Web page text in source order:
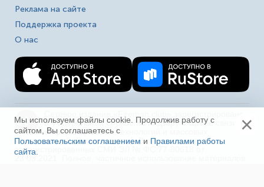
Реклама на сайте
Поддержка проекта
О нас
16+
в Федеральной службе по надзору в сфере связи,
информационных технологий и массовых
коммуникаций (Роскомнадзор). Выписка из реестра
зарегистрированных СМИ ЭЛ № ФС 77-80618 от
Мы используем файлы cookie. Продолжив работу с
сайтом, Вы соглашаетесь с
Пользовательским соглашением и Правилами работы
сайта
×